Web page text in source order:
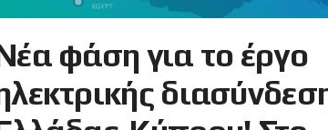
φάση για το έργο